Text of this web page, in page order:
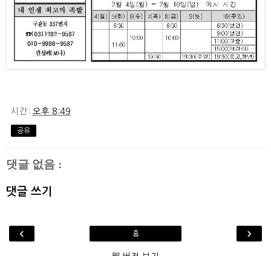
시간: 오후 8:49
공유
댓글 없음 :
댓글 쓰기
‹ ›
홈